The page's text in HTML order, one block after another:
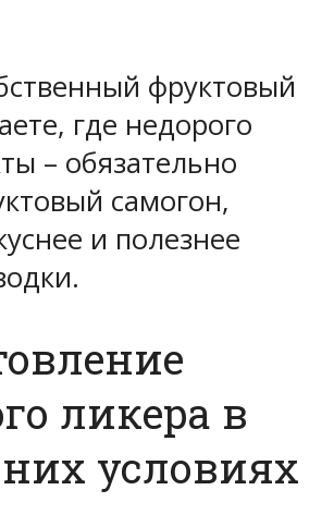
фруктовый
где недорого
– обязательно
самогон,
и полезнее
ликера в
условиях